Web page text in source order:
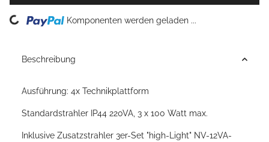
Loading... Komponenten werden geladen ...
Beschreibung
Ausführung: 4x Technikplattform
Standardstrahler IP44 220VA, 3 x 100 Watt max.
Inklusive Zusatzstrahler 3er-Set "high-Light" NV-12VA-